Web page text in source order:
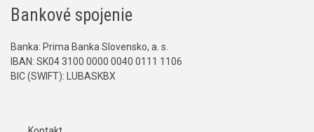
Bankové spojenie
Banka: Prima Banka Slovensko, a. s.
IBAN: SK04 3100 0000 0040 0111 1106
BIC (SWIFT): LUBASKBX